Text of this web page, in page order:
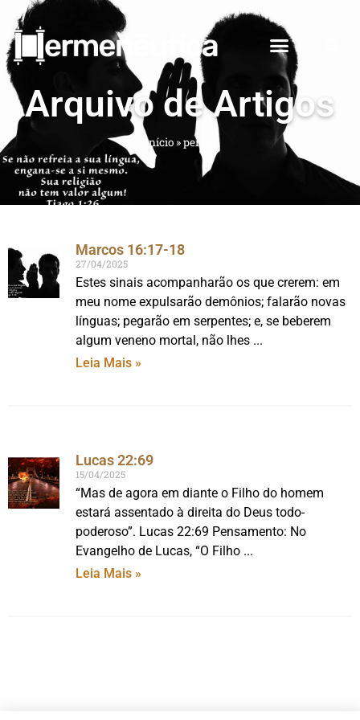
Arquivo de Artigos
Início »perigo
Marcos 16:17-18
27/04/2025
Estes sinais acompanharão os que crerem: em
meu nome expulsarão demônios; falarão novas
línguas; pegarão em serpentes; e, se beberem
algum veneno mortal, não lhes
Leia Mais »
Lucas 22:69
15/04/2025
“Mas de agora em diante o Filho do homem
estará assentado à direita do Deus todo-
poderoso”. Lucas 22:69 Pensamento: No
Evangelho de Lucas, “O Filho
Leia Mais »